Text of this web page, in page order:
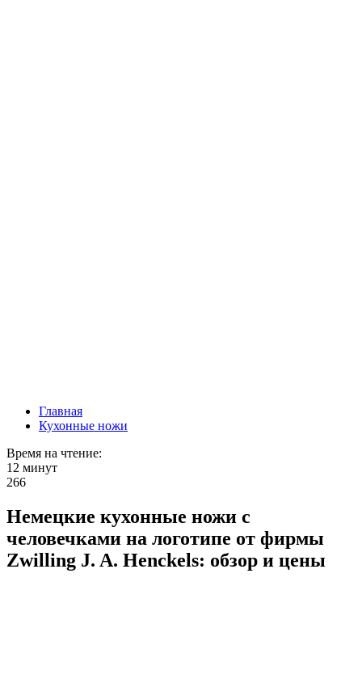
Главная
Кухонные ножи
Время на чтение:
12 минут
266
Немецкие кухонные ножи с
человечками на логотипе от фирмы
Zwilling J. A. Henckels: обзор и цены